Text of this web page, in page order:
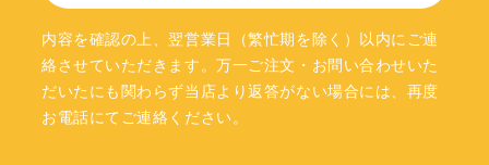
内容を確認の上、翌営業日（繁忙期を除く）以内にご連
絡させていただきます。万一ご注文・お問い合わせいた
だいたにも関わらず当店より返答がない場合には、再度
お電話にてご連絡ください。